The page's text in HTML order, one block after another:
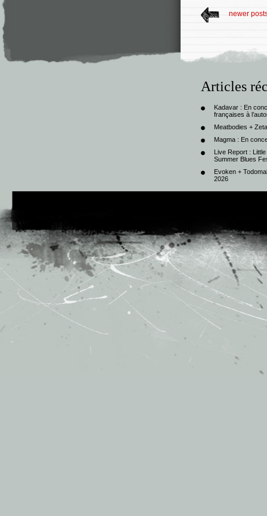
newer
Articles
Kadavar : En
françaises à
Meatbodies +
Magma : En
Live Report :
Summer Blues
Evoken +
2026